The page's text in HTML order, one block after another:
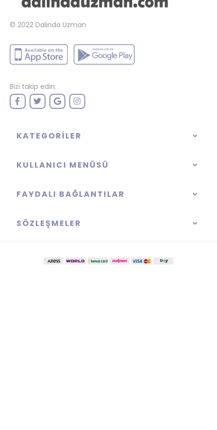
© 2022 Dalında Uzman
Bizi takip edin:
KATEGORILER
KULLANICI MENÜSÜ
FAYDALI BAĞLANTILAR
SÖZLEŞMELER